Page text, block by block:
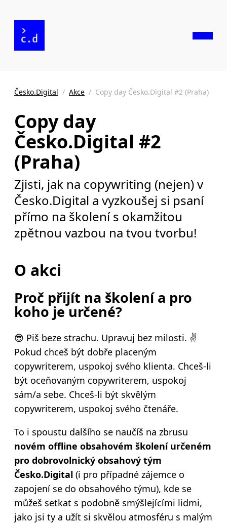
Česko.Digital / Akce / Copy day Česko.Digital #2 (Praha)
Copy day
Česko.Digital #2
(Praha)
Zjisti, jak na copywriting (nejen) v
Česko.Digital a vyzkoušej si psaní
přímo na školení s okamžitou
zpětnou vazbou na tvou tvorbu!
O akci
Proč přijít na školení a pro
koho je určené?
😎 Piš beze strachu. Upravuj bez milosti. ✌️
Pokud chceš být dobře placeným
copywriterem, uspokoj svého klienta. Chceš-li
být oceňovaným copywriterem, uspokoj
sám/a sebe. Chceš-li být skvělým
copywriterem, uspokoj svého čtenáře.
To i spoustu dalšího se naučíš na zbrusu
novém offline obsahovém školení určeném
pro dobrovolnický obsahový tým
Česko.Digital (i pro případné zájemce o
zapojení se do obsahového týmu), kde se
můžeš setkat s podobně smýšlejícími lidmi,
jako jsi ty a užít si skvělou atmosféru s malým